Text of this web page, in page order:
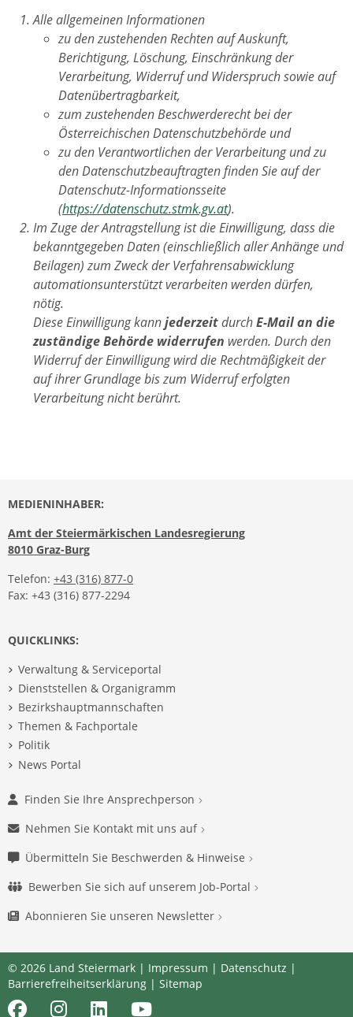
Alle allgemeinen Informationen
zu den zustehenden Rechten auf Auskunft,
Berichtigung, Löschung, Einschränkung der
Verarbeitung, Widerruf und Widerspruch sowie auf
Datenübertragbarkeit,
zum zustehenden Beschwerderecht bei der
Österreichischen Datenschutzbehörde und
zu den Verantwortlichen der Verarbeitung und zu
den Datenschutzbeauftragten finden Sie auf der
Datenschutz-Informationsseite
(https://datenschutz.stmk.gv.at).
Im Zuge der Antragstellung ist die Einwilligung, dass die
bekanntgegeben Daten (einschließlich aller Anhänge und
Beilagen) zum Zweck der Verfahrensabwicklung
automationsunterstützt verarbeiten werden dürfen,
nötig.
Diese Einwilligung kannjederzeitdurchE-Mail an die
zuständige Behörde widerrufen werden. Durch den
Widerruf der Einwilligung wird die Rechtmäßigkeit der
auf ihrer Grundlage bis zum Widerruf erfolgten
Verarbeitung nicht berührt.
MEDIENINHABER:
Amt der Steiermärkischen Landesregierung
8010 Graz-Burg
Telefon: +43 (316) 877-0
Fax: +43 (316) 877-2294
QUICKLINKS:
Verwaltung & Serviceportal
Dienststellen & Organigramm
Bezirkshauptmannschaften
Themen & Fachportale
Politik
News Portal
Finden Sie Ihre Ansprechperson
Nehmen Sie Kontakt mit uns auf
Übermitteln Sie Beschwerden & Hinweise
Bewerben Sie sich auf unserem Job-Portal
Abonnieren Sie unseren Newsletter
© 2026 Land Steiermark | Impressum | Datenschutz |
Barrierefreiheitserklärung | Sitemap
FacebookInstagramLinkedInYoutube